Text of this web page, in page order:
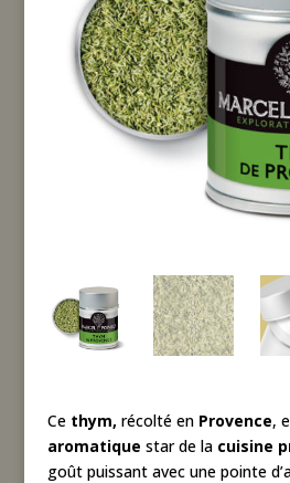
Cethym, récolté enProvence,
aromatique star de lacuisine
goût puissant avec une pointe